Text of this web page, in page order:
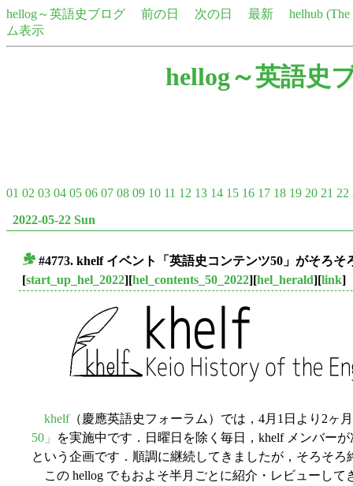
hellog～英語史ブログ 前の日 次の日 最新
helhub
ム表示
hellog～英語史
01 02 03 04 05 06 07 08 09 10 11 12 13 14 15 16 17 18 19 20 21 22
2022-05-22 Sun
#4773. khelf イベント「英語史コンテンツ50」がそろそ
[start_up_hel_2022][hel_contents_50_2022][hel_herald][link]
khelf（慶應英語史フォーラム）では，4月1日より2ヶ
50」
を実施中です．日曜日を除く毎日，khelf メンバー
という企画です．順調に継続してきましたが，そろそろ
この hellog でもおよそ半月ごとに紹介・レビューして